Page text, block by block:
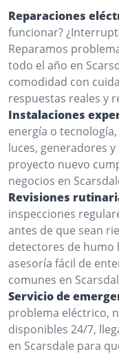
Reparaciones
funcionar?
Reparamos
todo el año en
comodidad con
respuestas reales y
Instalaciones
energía o
luces, generadores
proyecto nuevo
negocios en
Revisiones
inspecciones
antes de que sean
detectores de humo
asesoría fácil de
comunes en
Servicio de
problema eléctrico,
disponibles 24/7,
en Scarsdale para